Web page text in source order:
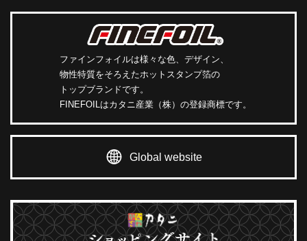
ファインフォイルは様々な色、デザイン、
物性特質をそろえたホットスタンプ箔の
トップブランドです。
FINEFOILはカタニ産業（株）の登録商標です。
Global website